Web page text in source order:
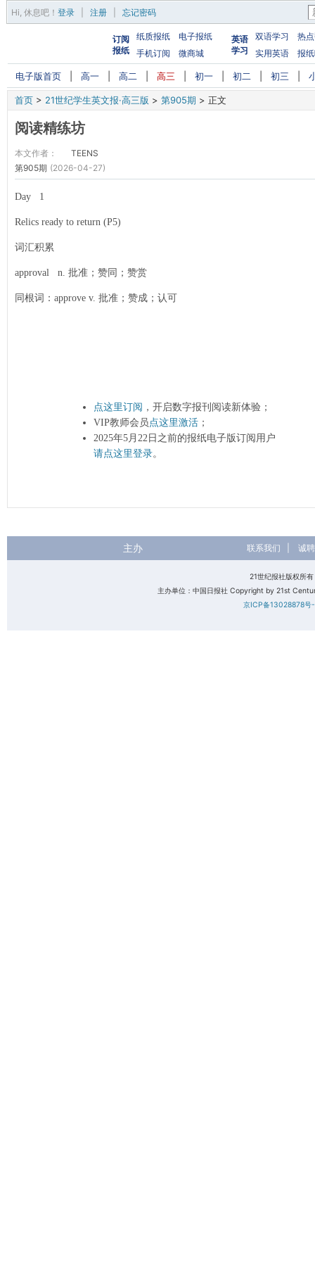
Hi, 休息吧 ！ 登录 注册 忘记密码
订阅
报纸
纸质报纸
电子报纸
手机订阅
微商城
英语
学习
双语学习
热
实用英语
报
电子版首页 高一 高二 高三 初一 初二 初三
首页 > 21世纪学生英文报·高三版 > 第905期 > 正文
阅读精练坊
本文作者：
TEENS
第905期 (2026-04-27)
Day 1
Relics ready to return (P5)
词汇积累
approval n. 批准；赞同；赞赏
同根词：approve v. 批准；赞成；认可
点这里订阅 ，开启数字报刊阅读新体验；
VIP教师会员点这里激活 ；
2025年5月22日之前的报纸电子版订阅用户
请点这里登录。
主办 联系我们 诚
21世纪报社版权所
主办单位：中国日报社 Copyright by 21st
京ICP备13028878号